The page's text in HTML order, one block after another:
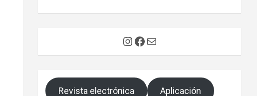
Instagram
Facebook
Correo electrónico
Revista electrónica Aplicación